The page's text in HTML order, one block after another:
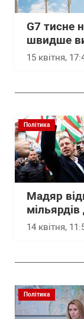
G7 тисне
швидше
15 квітня,
Політика
Мадяр
14 квітня,
Політика